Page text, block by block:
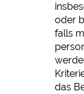
oder
falls
das